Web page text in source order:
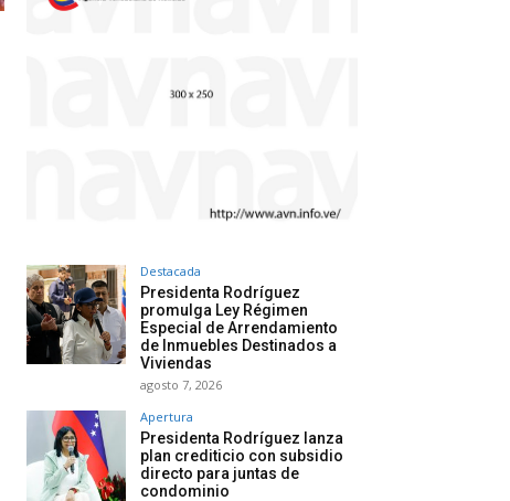
Destacada
Presidenta Rodríguez
promulga Ley Régimen
Especial de Arrendamiento
de Inmuebles Destinados a
Viviendas
agosto 7, 2026
Apertura
Presidenta Rodríguez lanza
plan crediticio con subsidio
directo para juntas de
condominio